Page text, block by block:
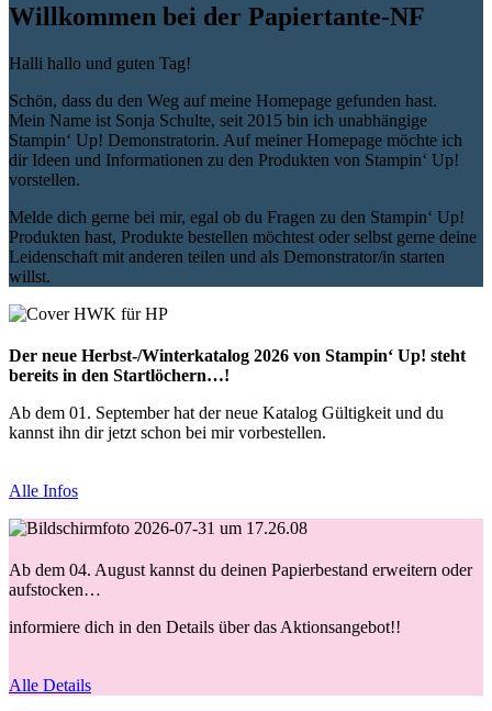
Willkommen bei der Papiertante-NF
Halli hallo und guten Tag!
Schön, dass du den Weg auf meine Homepage gefunden hast.
Mein Name ist Sonja Schulte, seit 2015 bin ich unabhängige
Stampin‘ Up! Demonstratorin. Auf meiner Homepage möchte ich
dir Ideen und Informationen zu den Produkten von Stampin‘ Up!
vorstellen.
Melde dich gerne bei mir, egal ob du Fragen zu den Stampin‘ Up!
Produkten hast, Produkte bestellen möchtest oder selbst gerne deine
Leidenschaft mit anderen teilen und als Demonstrator/in starten
willst.
Der neue Herbst-/Winterkatalog 2026 von Stampin‘ Up! steht
bereits in den Startlöchern…!
Ab dem 01. September hat der neue Katalog Gültigkeit und du
kannst ihn dir jetzt schon bei mir vorbestellen.
Alle Infos
Ab dem 04. August kannst du deinen Papierbestand erweitern oder
aufstocken…
informiere dich in den Details über das Aktionsangebot!!
Alle Details